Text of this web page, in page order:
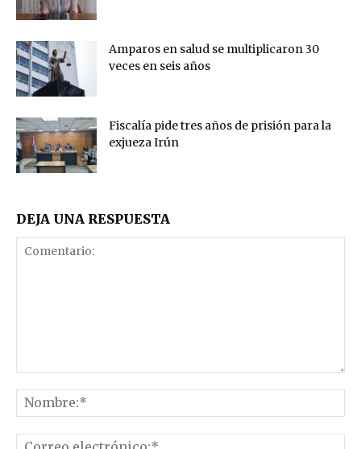
Amparos en salud se multiplicaron 30
veces en seis años
Fiscalía pide tres años de prisión para la
exjueza Irún
DEJA UNA RESPUESTA